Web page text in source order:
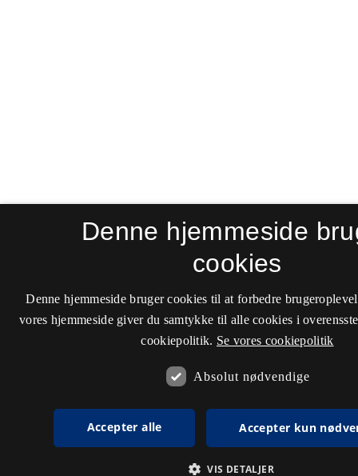
Denne hjemmeside
cookies
Denne hjemmeside bruger cookies til at forbedre
vores hjemmeside giver du samtykke til alle cookies i
cookiepolitik. Se vores cookiepolitik
Absolut nødvendige
Accepter alle Accepter kun
VIS DETALJER